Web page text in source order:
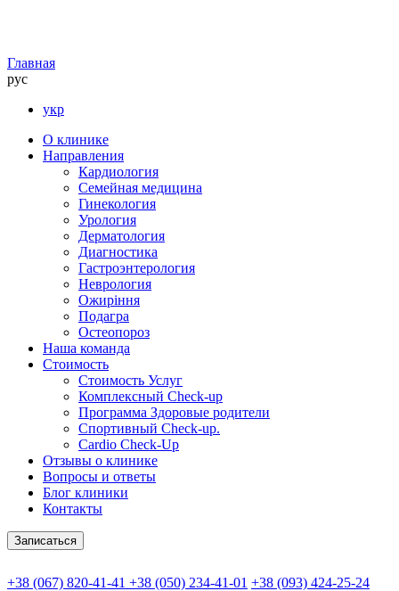
Главная
рус
укр
О клинике
Направления
Кардиология
Семейная медицина
Гинекология
Урология
Дерматология
Диагностика
Гастроэнтерология
Неврология
Ожиріння
Подагра
Остеопороз
Наша команда
Стоимость
Стоимость Услуг
Комплексный Check-up
Программа Здоровые родители
Спортивный Check-up.
Cardio Check-Up
Отзывы о клинике
Вопросы и ответы
Блог клиники
Контакты
Записаться
+38 (067) 820-41-41 +38 (050) 234-41-01 +38 (093) 424-25-24